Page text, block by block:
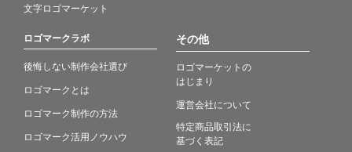
文字ロゴマーケット
ロゴマークラボ
後悔しない制作会社選び
ロゴマークとは
ロゴマーク制作の方法
ロゴマーク活用ノウハウ
その他
ロゴマーケットの
はじまり
運営会社について
特定商品取引法に
基づく表記